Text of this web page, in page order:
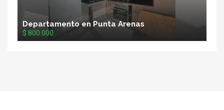
Departamento en Punta Arenas
$ 800.000